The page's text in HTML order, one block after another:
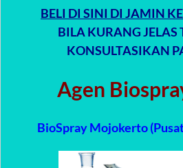
BELI DI SINI DI JAMIN
BILA KURANG JELAS
KONSULTASIKAN
Agen
BioSpray Mojokerto